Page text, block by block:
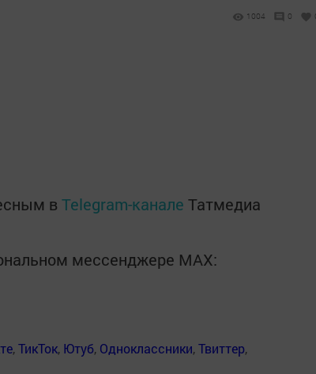
1004 0
в Telegram-канале Татмедиа
мессенджере MАХ:
,ТикТок, Ютуб, Одноклассники,Твиттер,